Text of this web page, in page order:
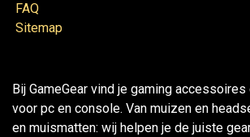
FAQ
Sitemap
Bij GameGear vind je gaming accessoires
voor pc en console. Van muizen en
en muismatten: wij helpen je de juiste